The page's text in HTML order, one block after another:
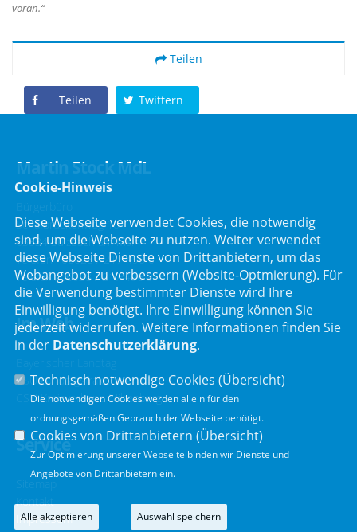
voran.“
Teilen
Teilen Twittern
Martin Stock MdL
Bürgerbüro
Schafbrückenweg 10
63834 Sulzbach am Main
Telefon :06028 / 217 496 0
Telefax : 06028 / 217 496 9
Im Web
CSU Landtagsfraktion
CSU Kreisverband Miltenberg
Service
Sitemap
Kontakt
Impressum
Cookie-Hinweis
Diese Webseite verwendet Cookies, die notwendig
sind, um die Webseite zu nutzen. Weiter verwendet
diese Webseite Dienste von Drittanbietern, um das
Webangebot zu verbessern (Website-Optmierung). Für
die Verwendung bestimmter Dienste wird Ihre
Einwilligung benötigt. Ihre Einwilligung können Sie
jederzeit widerrufen. Weitere Informationen finden Sie
in der Datenschutzerklärung.
Technisch notwendige Cookies (Übersicht)
Die notwendigen Cookies werden allein für den
ordnungsgemäßen Gebrauch der Webseite benötigt.
Cookies von Drittanbietern (Übersicht)
Zur Optimierung unserer Webseite binden wir Dienste und
Angebote von Drittanbietern ein.
Alle akzeptieren Auswahl speichern